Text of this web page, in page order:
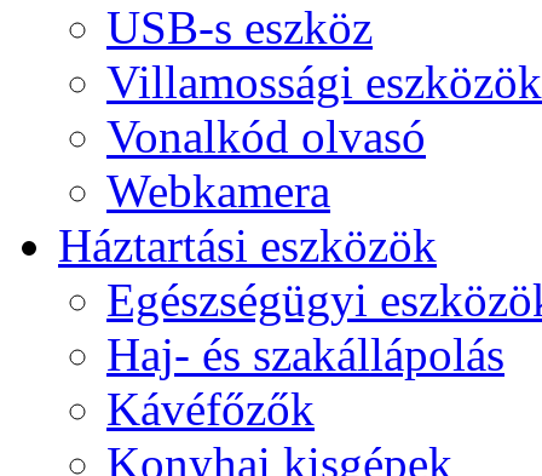
USB-s eszköz
Villamossági eszközök
Vonalkód olvasó
Webkamera
Háztartási eszközök
Egészségügyi
Haj- és szakállápolás
Kávéfőzők
Konyhai kisgépek